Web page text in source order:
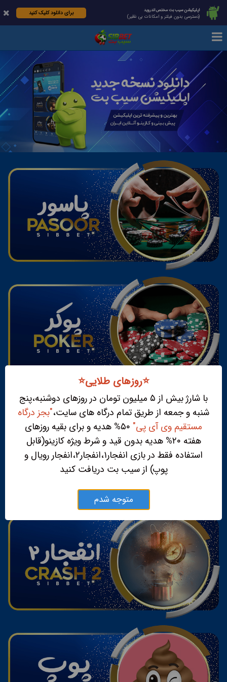
اپلیکیشن سیب بت مختص اندروید
(دسترسی بدون فیلتر و امکانات بی نظیر)
برای دانلود کلیک کنید
⭐️روزهای طلایی⭐️
با شارژ بیش از ۵ میلیون تومان در روزهای دوشنبه،پنج
شنبه و جمعه از طریق تمام درگاه های سایت،"بجز درگاه
مستقیم وی آی پی"
۵۰% هدیه و برای بقیه روزهای
هفته ۲۰% هدیه بدون قید و شرط ویژه کازینو(قابل
استفاده فقط در بازی انفجار۱،انفجار۲،انفجار رویال و
پوپ) از سیب بت دریافت کنید
متوجه شدم